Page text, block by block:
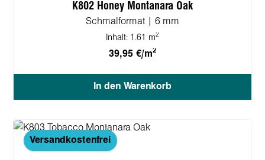
K802 Honey Montanara Oak
Schmalformat | 6 mm
Inhalt: 1.61 m2
39,95 €/m2
In den Warenkorb
Versandkostenfrei